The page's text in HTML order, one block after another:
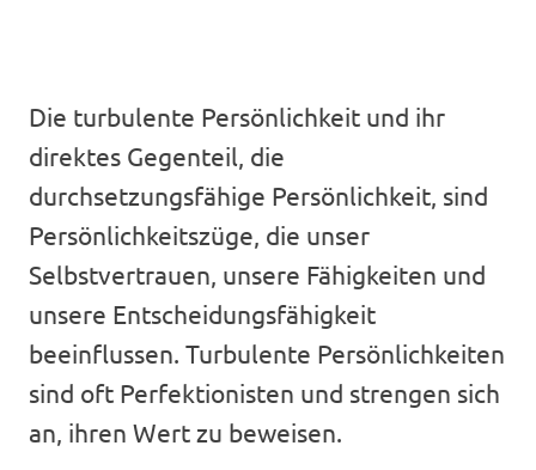
Die turbulente Persönlichkeit und ihr
direktes Gegenteil, die
durchsetzungsfähige Persönlichkeit, sind
Persönlichkeitszüge, die unser
Selbstvertrauen, unsere Fähigkeiten und
unsere Entscheidungsfähigkeit
beeinflussen. Turbulente Persönlichkeiten
sind oft Perfektionisten und strengen sich
an, ihren Wert zu beweisen.